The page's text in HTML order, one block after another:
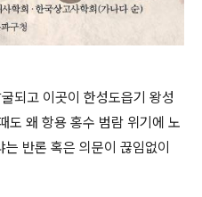
되고 이곳이 한성도읍기 왕성
도 왜 항용 홍수 범람 위기에 노
반론 혹은 의문이 끊임없이